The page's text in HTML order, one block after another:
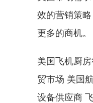
效的营销策
更多的商机。
美国飞机厨
贸市场 美国
设备供应商